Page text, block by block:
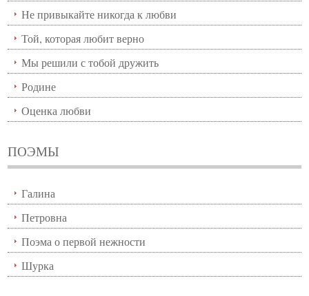
Не привыкайте никогда к любви
Той, которая любит верно
Мы решили с тобой дружить
Родине
Оценка любви
ПОЭМЫ
Галина
Петровна
Поэма о первой нежности
Шурка